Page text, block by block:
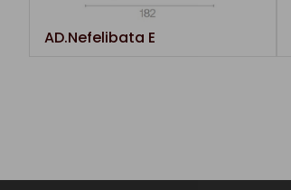
AD.Nefelibata E